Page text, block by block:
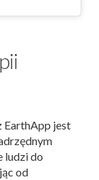
EarthApp jest
ludzi do
od